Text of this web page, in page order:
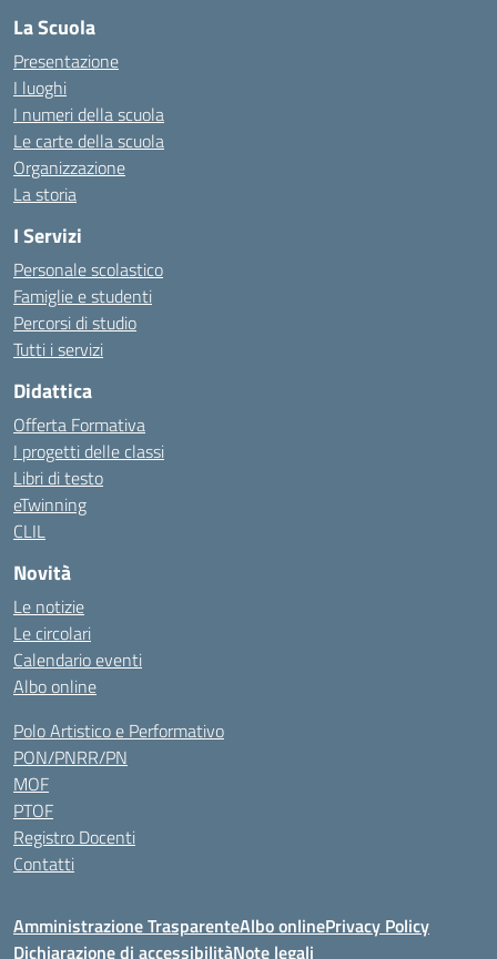
La Scuola
Presentazione
I luoghi
I numeri della scuola
Le carte della scuola
Organizzazione
La storia
I Servizi
Personale scolastico
Famiglie e studenti
Percorsi di studio
Tutti i servizi
Didattica
Offerta Formativa
I progetti delle classi
Libri di testo
eTwinning
CLIL
Novità
Le notizie
Le circolari
Calendario eventi
Albo online
Polo Artistico e Performativo
PON/PNRR/PN
MOF
PTOF
Registro Docenti
Contatti
Amministrazione TrasparenteAlbo onlinePrivacy Policy
Dichiarazione di accessibilitàNote legali